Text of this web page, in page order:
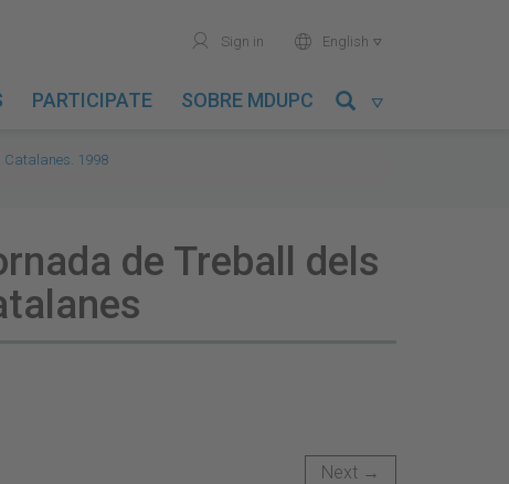
user Sign in world English 
PARTICIPATE SOBRE MDUPC 
Catalanes. 1998
de Treball dels
Next →